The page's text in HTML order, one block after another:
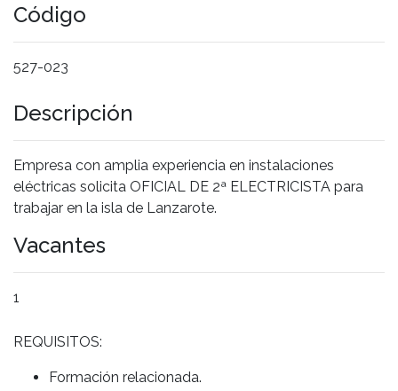
Código
527-023
Descripción
Empresa con amplia experiencia en instalaciones
eléctricas solicita OFICIAL DE 2ª ELECTRICISTA para
trabajar en la isla de Lanzarote.
Vacantes
1
REQUISITOS:
Formación relacionada.